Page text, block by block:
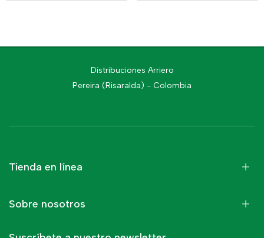
Distribuciones Arriero
Pereira (Risaralda) - Colombia
Tienda en línea
Sobre nosotros